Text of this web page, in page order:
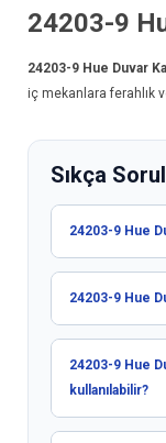
24203-9
24203-9 Hue Duvar
iç mekanlara ferahlık
Sıkça
24203-9 Hue
24203-9 Hue
24203-9 Hue
kullanılabilir?